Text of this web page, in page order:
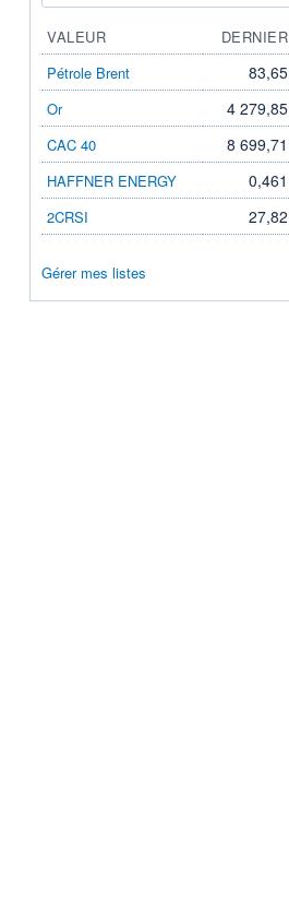
VALEUR DERNIER
Pétrole Brent
83,65
Or 4 279,85
CAC 40 8 699,71
HAFFNER ENERGY 0,461
2CRSI 27,82
Gérer mes listes